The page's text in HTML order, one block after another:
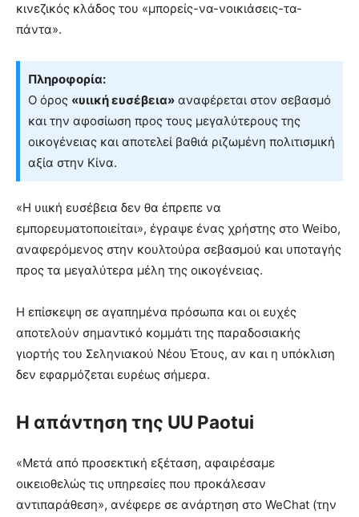
κινεζικός κλάδος του «μπορείς-να-νοικιάσεις-τα-
πάντα».
Πληροφορία:
Ο όρος «υιική ευσέβεια» αναφέρεται στον σεβασμό
και την αφοσίωση προς τους μεγαλύτερους της
οικογένειας και αποτελεί βαθιά ριζωμένη πολιτισμική
αξία στην Κίνα.
«Η υιική ευσέβεια δεν θα έπρεπε να
εμπορευματοποιείται», έγραψε ένας χρήστης στο Weibo,
αναφερόμενος στην κουλτούρα σεβασμού και υποταγής
προς τα μεγαλύτερα μέλη της οικογένειας.
Η επίσκεψη σε αγαπημένα πρόσωπα και οι ευχές
αποτελούν σημαντικό κομμάτι της παραδοσιακής
γιορτής του Σεληνιακού Νέου Έτους, αν και η υπόκλιση
δεν εφαρμόζεται ευρέως σήμερα.
Η απάντηση της UU Paotui
«Μετά από προσεκτική εξέταση, αφαιρέσαμε
οικειοθελώς τις υπηρεσίες που προκάλεσαν
αντιπαράθεση», ανέφερε σε ανάρτηση στο WeChat (την